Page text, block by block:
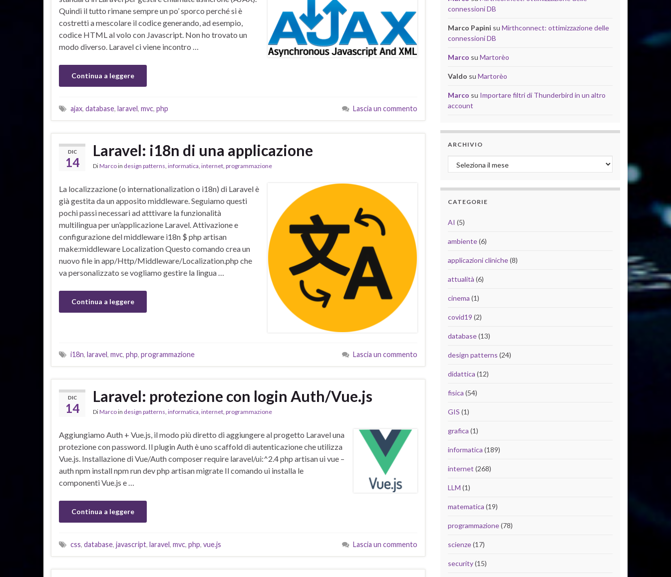
Quindi il tutto rimane sempre un po’ sporco perché si è
costretti a mescolare il codice generando, ad esempio,
codice HTML al volo con Javascript. Non ho trovato un
modo diverso. Laravel ci viene incontro …
Continua a leggere
ajax, database, laravel, mvc, php Lascia un commento
DIC
14
Laravel: i18n di una applicazione
DiMarcoin design patterns informatica internet programmazione
La localizzazione (o internationalization o i18n) di Laravel è
già gestita da un apposito middleware. Seguiamo questi
pochi passi necessari ad atttivare la funzionalità
multilingua per un’applicazione Laravel. Attivazione e
configurazione del middleware i18n $ php artisan
make:middleware Localization Questo comando crea un
nuovo file in app/Http/Middleware/Localization.php che
va personalizzato se vogliamo gestire la lingua …
Continua a leggere
i18n, laravel, mvc, php, programmazione Lascia un commento
DIC
14
Laravel: protezione con login Auth/Vue.js
DiMarcoin design patterns informatica internet programmazione
Aggiungiamo Auth + Vue.js, il modo più diretto di aggiungere al progetto Laravel una
protezione con password. Il plugin Auth è uno scaffold di autenticazione che utilizza
Vue.js. Installazione di Vue/Auth composer require laravel/ui:^2.4 php artisan ui vue –
auth npm install npm run dev php artisan migrate Il comando ui installa le
componenti Vue.js e …
Continua a leggere
css, database, javascript, laravel, mvc, php, vue.js Lascia un commento
connessioni DB
Marco Papini su Mirthconnect: ottimizzazione delle
connessioni DB
Marco su Martorèo
Valdo su Martorèo
Marco su Importare filtri di Thunderbird in un altro
account
ARCHIVIO
Archivio
CATEGORIE
AI (5)
ambiente(6)
applicazioni cliniche(8)
attualità (6)
cinema (1)
covid19 (2)
database(13)
design patterns (24)
didattica (12)
fisica (54)
GIS (1)
grafica (1)
informatica (189)
internet (268)
LLM (1)
matematica (19)
programmazione(78)
scienze(17)
security(15)